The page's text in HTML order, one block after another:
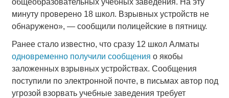
общеобразовательных учебных заведения. На эту
минуту проверено 18 школ. Взрывных устройств не
обнаружено», — сообщили полицейские в пятницу.
Ранее стало известно, что сразу 12 школ Алматы
одновременно получили сообщения о якобы
заложенных взрывных устройствах. Сообщения
поступили по электронной почте, в письмах автор под
угрозой взорвать учебные заведения требует